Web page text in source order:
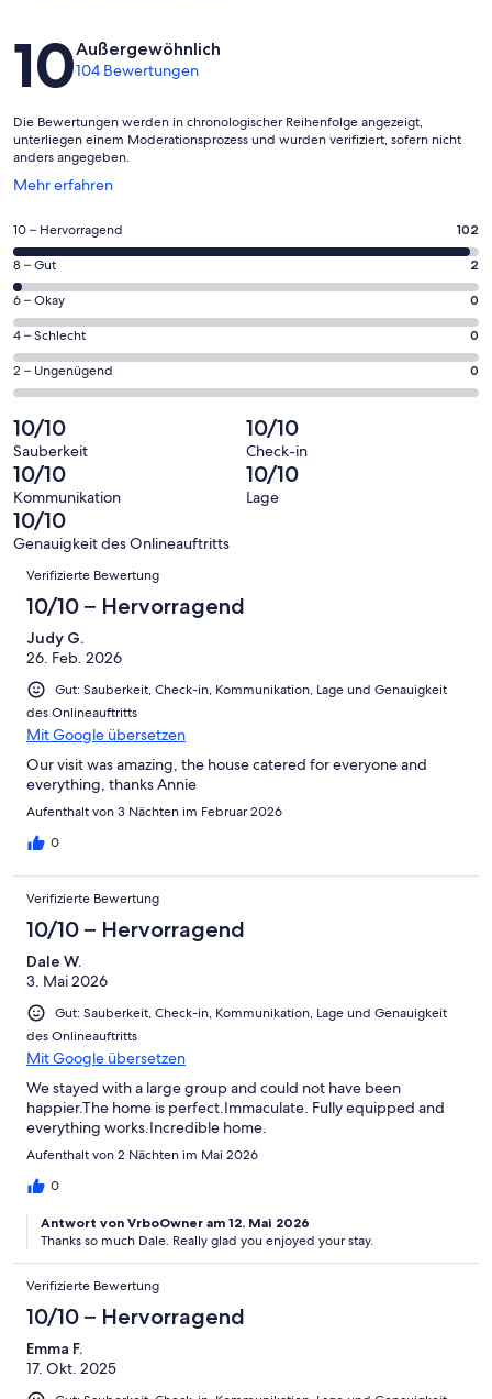
Bewertungen
10Außergewöhnlich
104 Bewertungen
Die Bewertungen werden in chronologischer Reihenfolge angezeigt,
unterliegen einem Moderationsprozess und wurden verifiziert, sofern nicht
anders angegeben.
Mehr erfahren
Wird
einem
neuen
Fenster
geöffnet
102
von
insgesamt
104
Gästebewertungen
haben
eine
Bewertung
von
10
-
Hervorragend
10 – Hervorragend 102
2
von
insgesamt
104
Gästebewertungen
haben
eine
Bewertung
von
8
-
Gut
8 – Gut 2
0
von
insgesamt
104
Gästebewertungen
haben
eine
Bewertung
von
6
-
Okay
6 – Okay 0
0
von
insgesamt
Gästebewertungen
haben
eine
Bewertung
von
4
4 – Schlecht 0
0
von
insgesamt
104
Gästebewertungen
haben
eine
Bewertung
von
2 – Ungenügend 0
10/10
Sauberkeit
10/10
Check-in
10/10
Kommunikation
10/10
Lage
10/10
Genauigkeit des Onlineauftritts
Bewertungen
Verifizierte Bewertung
10/10 – Hervorragend
Judy G.
26. Feb. 2026
Gut: Sauberkeit, Check-in, Kommunikation, Lage und Genauigkeit
des Onlineauftritts
Mit Google übersetzen
Our visit was amazing, the house catered for everyone and
everything, thanks Annie
Aufenthalt von 3 Nächten im Februar 2026
0
Verifizierte Bewertung
10/10 – Hervorragend
Dale W.
3. Mai 2026
Gut: Sauberkeit, Check-in, Kommunikation, Lage und Genauigkeit
des Onlineauftritts
Mit Google übersetzen
We stayed with a large group and could not have been
happier.The home is perfect.Immaculate. Fully equipped and
everything works.Incredible home.
Aufenthalt von 2 Nächten im Mai 2026
0
Antwort von VrboOwner am 12. Mai 2026
Thanks so much Dale. Really glad you enjoyed your stay.
Verifizierte Bewertung
10/10 – Hervorragend
Emma F.
17. Okt. 2025